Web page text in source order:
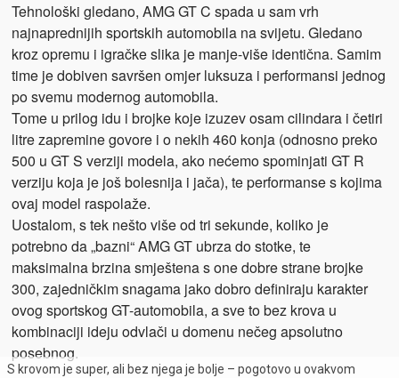
Tehnološki gledano, AMG GT C spada u sam vrh
najnaprednijih sportskih automobila na svijetu. Gledano
kroz opremu i igračke slika je manje-više identična. Samim
time je dobiven savršen omjer luksuza i performansi jednog
po svemu modernog automobila.
Tome u prilog idu i brojke koje izuzev osam cilindara i četiri
litre zapremine govore i o nekih 460 konja (odnosno preko
500 u GT S verziji modela, ako nećemo spominjati GT R
verziju koja je još bolesnija i jača), te performanse s kojima
ovaj model raspolaže.
Uostalom, s tek nešto više od tri sekunde, koliko je
potrebno da „bazni“ AMG GT ubrza do stotke, te
maksimalna brzina smještena s one dobre strane brojke
300, zajedničkim snagama jako dobro definiraju karakter
ovog sportskog GT-automobila, a sve to bez krova u
kombinaciji ideju odvlači u domenu nečeg apsolutno
posebnog.
S krovom je super, ali bez njega je bolje – pogotovo u ovakvom